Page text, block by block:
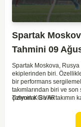
Spartak
Tahmini 09
Spartak Moskova,
ekiplerinden biri.
bir performans
takımlarından biri ve
çiziyorlar. Bu iki takımın
çevirebilecek unsurlar
gol bulmakta
Tahmin KG VAR